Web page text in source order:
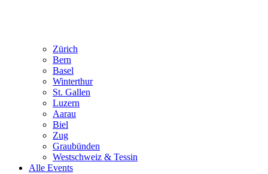
Zürich
Bern
Basel
Winterthur
St. Gallen
Luzern
Aarau
Biel
Zug
Graubünden
Westschweiz & Tessin
Alle Events